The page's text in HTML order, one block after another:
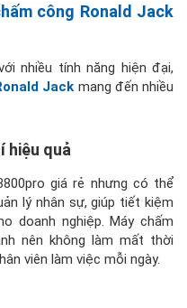
công Ronald Jack
nhiều tính năng hiện đại,
Jack mang đến nhiều
hiệu quả
giá rẻ nhưng có thể
lý nhân sự, giúp tiết kiệm
doanh nghiệp. Máy chấm
nên không làm mất thời
viên làm việc mỗi ngày.